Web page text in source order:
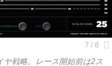
戦略。レース開始前は2ス